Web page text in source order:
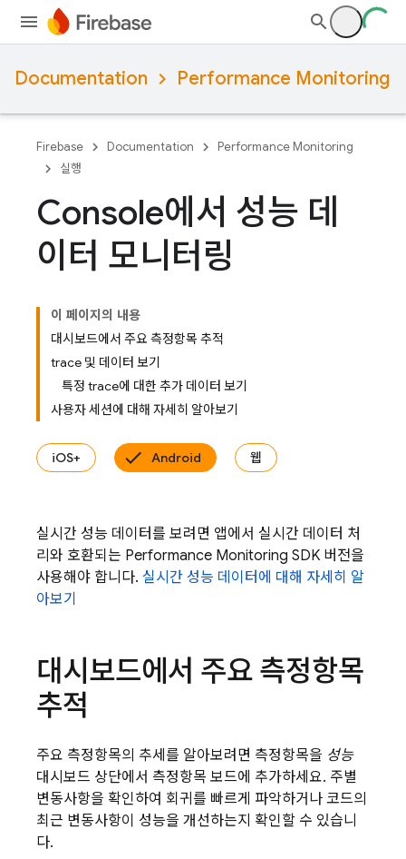
Documentation Performance Monitoring
Firebase Documentation
Performance Monitoring
실행
Console에서 성능 데
이터 모니터링
이 페이지의 내용
대시보드에서 주요 측정항목 추적
trace 및 데이터 보기
특정 trace에 대한 추가 데이터 보기
사용자 세션에 대해 자세히 알아보기
iOS+ Android 웹
실시간 성능 데이터를 보려면 앱에서 실시간 데이터 처
리와 호환되는 Performance Monitoring SDK 버전을
사용해야 합니다. 실시간 성능 데이터에 대해 자세히 알
아보기
대시보드에서 주요 측정항목
추적
주요 측정항목의 추세를 알아보려면 측정항목을 성능
대시보드 상단에서 측정항목 보드에 추가하세요. 주별
변동사항을 확인하여 회귀를 빠르게 파악하거나 코드의
최근 변동사항이 성능을 개선하는지 확인할 수 있습니
다.